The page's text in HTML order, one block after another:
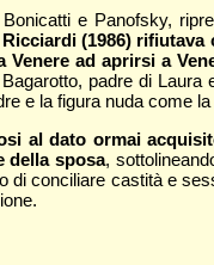
e Panofsky,
(1986)
ad aprirsi a
padre di
e la figura nuda come la
al dato ormai
della sposa,
di conciliare castità e